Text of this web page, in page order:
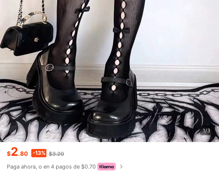
1/3
$2.80 -13% $3.20
Paga ahora, o en 4 pagos de $0.70